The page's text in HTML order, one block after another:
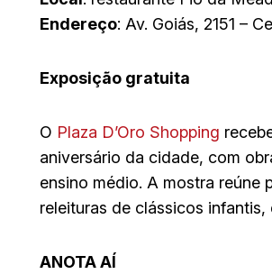
Endereço: Av. Goiás, 2151 –
Exposição gratuita
O Plaza D’Oro Shopping
aniversário da cidade, com
ensino médio. A mostra reúne
releituras de clássicos
ANOTA AÍ